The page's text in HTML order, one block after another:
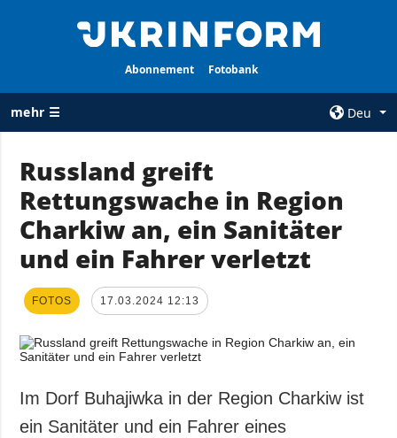
Abonnement Fotobank
mehr ☰
Deu
ALLE
RUBRIKEN
Krieg
Wiederaufbau
der Ukraine
Wirtschaft
Gesellschaft und
Kultur
AGENTUR
Über uns
Kontakte
und zum Schutz
Russland greift
Rettungswache in Region
Charkiw an, ein Sanitäter
und ein Fahrer verletzt
FOTOS 17.03.2024 12:13
Im Dorf Buhajiwka in der Region Charkiw ist
ein Sanitäter und ein Fahrer eines